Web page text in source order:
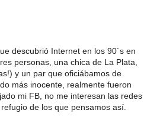
descubrió Internet en los 90´s en
personas, una chica de La Plata,
y un par que oficiábamos de
más inocente, realmente fueron
mi FB, no me interesan las redes
de los que pensamos así.